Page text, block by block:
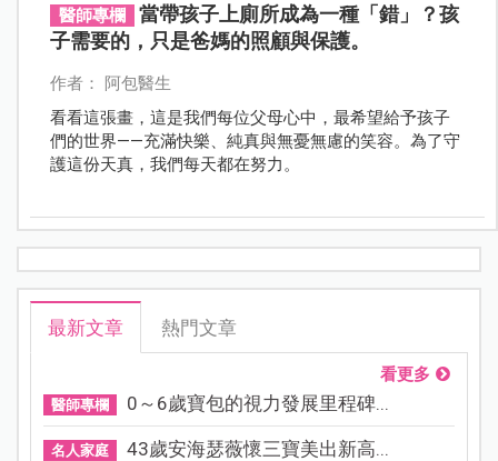
醫師專欄
當帶孩子上廁所成為一種「錯」？孩
子需要的，只是爸媽的照顧與保護。
作者： 阿包醫生
看看這張畫，這是我們每位父母心中，最希望給予孩子
們的世界——充滿快樂、純真與無憂無慮的笑容。為了守
護這份天真，我們每天都在努力。
最新文章 熱門文章
看更多
醫師專欄 0～6歲寶包的視力發展里程碑...
名人家庭 43歲安海瑟薇懷三寶美出新高...